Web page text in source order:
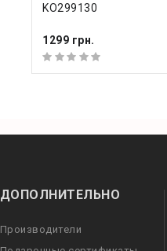
KO299130
1299 грн.
ДОПОЛНИТЕЛЬНО
Производители